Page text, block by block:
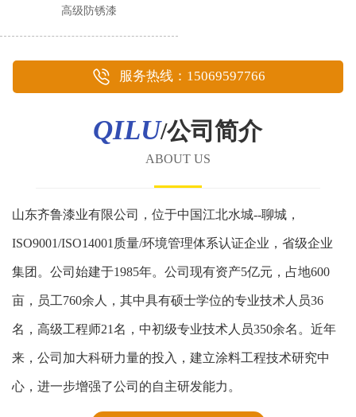
高级防锈漆
服务热线：15069597766
QILU/公司简介
ABOUT US
山东齐鲁漆业有限公司，位于中国江北水城--聊城，
ISO9001/ISO14001质量/环境管理体系认证企业，省级企业
集团。公司始建于1985年。公司现有资产5亿元，占地600
亩，员工760余人，其中具有硕士学位的专业技术人员36
名，高级工程师21名，中初级专业技术人员350余名。近年
来，公司加大科研力量的投入，建立涂料工程技术研究中
心，进一步增强了公司的自主研发能力。